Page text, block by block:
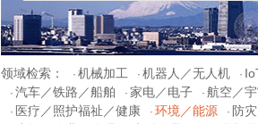
领域检索： · 机械加工 · 机器人／无人机 ·
· 汽车／铁路／船舶 · 家电／电子 · 航空／
· 医疗／照护福祉／健康 · 环境／能源 · 防